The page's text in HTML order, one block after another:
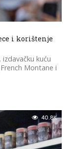
i korištenje
kuću
Montane i
40.8K